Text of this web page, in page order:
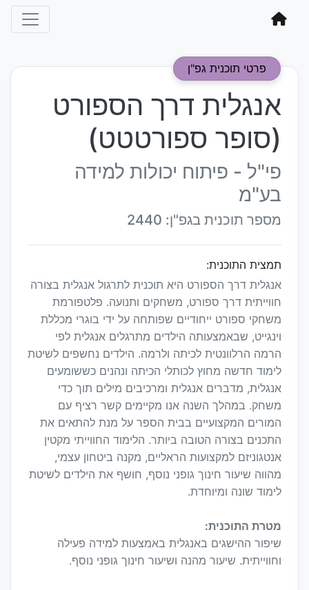
פרטי תוכנית גפ"ן
אנגלית דרך הספורט
(סופר ספורטטט)
פי"ל - פיתוח יכולות למידה
בע"מ
מספר תוכנית בגפ"ן: 2440
תמצית התוכנית:
אנגלית דרך הספורט היא תוכנית לתרגול אנגלית בצורה
חווייתית דרך ספורט, משחקים ותנועה. פלטפורמת
משחקי ספורט ייחודיים שפותחה על ידי בוגרי מכללת
וינגייט, שבאמצעותה הילדים מתרגלים אנגלית לפי
הרמה הרלוונטית לכיתה ולרמה. הילדים נחשפים לשיטת
לימוד חדשה מחוץ לכותלי הכיתה ונהנים כששומעים
אנגלית, מדברים אנגלית ומרכיבים מילים תוך כדי
משחק. במהלך השנה אנו מקיימים קשר רציף עם
המורים המקצועיים בבית הספר על מנת להתאים את
התכנים בצורה הטובה ביותר. הלימוד החווייתי מקטין
אנטגוניזם למקצועות הראליים, מקנה ביטחון עצמי,
מהווה שיעור חינוך גופני נוסף, חושף את הילדים לשיטת
לימוד שונה ומיוחדת.
מטרת התוכנית:
שיפור ההישגים באנגלית באמצעות למידה פעילה
וחווייתית. שיעור מהנה ושיעור חינוך גופני נוסף.